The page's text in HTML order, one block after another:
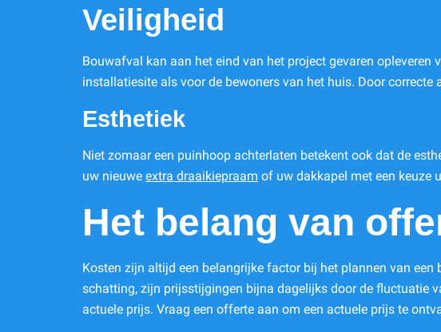
Veiligheid
Bouwafval kan aan het eind van het project gevaren
installatiesite als voor de bewoners van het huis. Door
Esthetiek
Niet zomaar een puinhoop achterlaten betekent ook dat de
uw nieuwe extra draaikiepraam of uw dakkapel met een keuze
Het belang van
Kosten zijn altijd een belangrijke factor bij het plannen van een
schatting, zijn prijsstijgingen bijna dagelijks door de fluctuatie
actuele prijs. Vraag een offerte aan om een actuele prijs te